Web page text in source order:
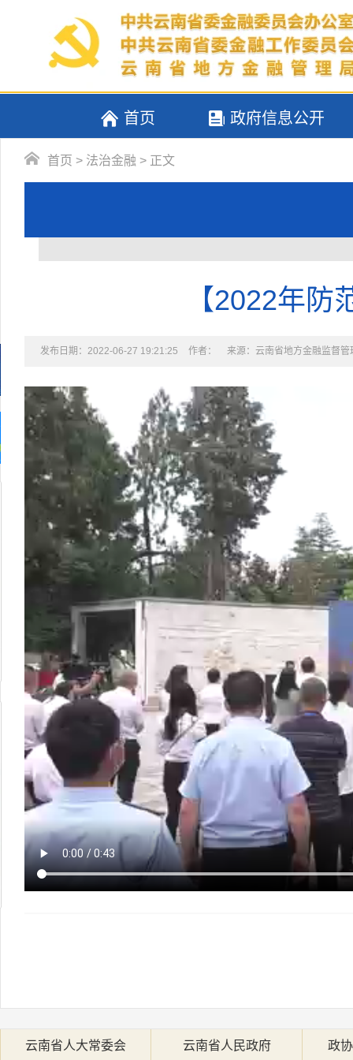
首页 政府信息公开
首页 > 法治金融 > 正文
【2022年
发布日期：2022-06-27 19:21:25 作者： 来源：云南省地方金融监督管
云南省人大常委会 云南省人民政府 政